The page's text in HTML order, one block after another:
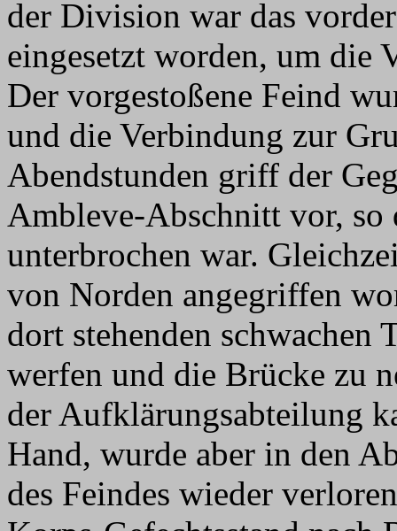
der Division war das
eingesetzt worden, um die
Der vorgestoßene Feind
und die Verbindung zur
Abendstunden griff der
Ambleve-Abschnitt vor, so
unterbrochen war.
von Norden angegriffen
dort stehenden
werfen und die Brücke zu
der Aufklärungsabteilung
Hand, wurde aber in den
des Feindes wieder